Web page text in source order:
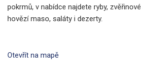
pokrmů, v nabídce najdete ryby,
hovězí maso, saláty i dezerty.
Otevřít na mapě